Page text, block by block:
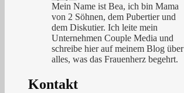
Mein Name ist Bea, ich bin Mama
von 2 Söhnen, dem Pubertier und
dem Diskutier. Ich leite mein
Unternehmen Couple Media und
schreibe hier auf meinem Blog über
alles, was das Frauenherz begehrt.
Kontakt